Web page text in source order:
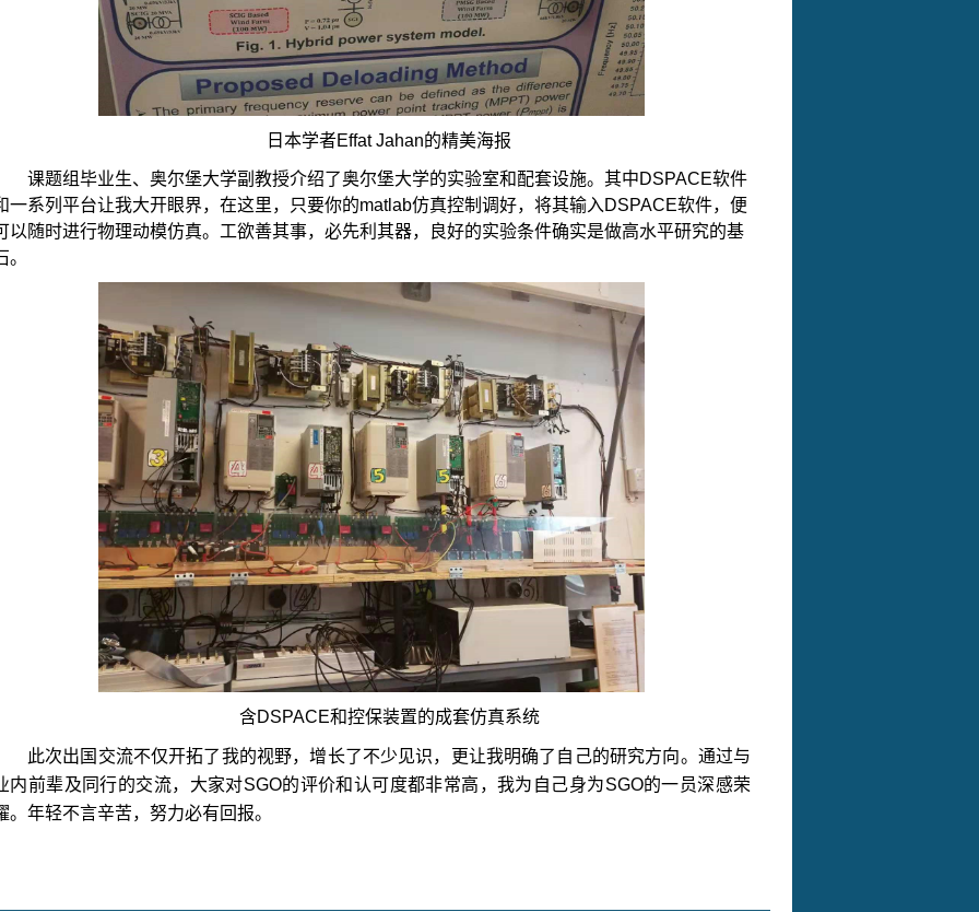
日本学者Effat Jahan的精美海报
课题组毕业生、奥尔堡大学副教授介绍了奥尔堡大学的实验室和配套设施。其中DSPACE软件
一系列平台让我大开眼界，在这里，只要你的matlab仿真控制调好，将其输入 DSPACE软件，便
以随时进行物理动模仿真。工欲善其事，必先利其器，良好的实验条件确实是做高水平研究的基
。
含DSPACE和控保装置的成套仿真系统
此次出国交流不仅开拓了我的视野，增长了不少见识，更让我明确了自己的研究方向。通过与
内前辈及同行的交流，大家对SGO的评价和认可度都非常高，我为自己身为SGO的一员深感荣
。年轻不言辛苦，努力必有回报。